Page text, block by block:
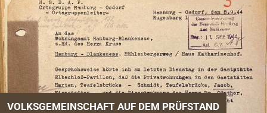
VOLKSGEMEINSCHAFT AUF DEM PRÜFSTAND